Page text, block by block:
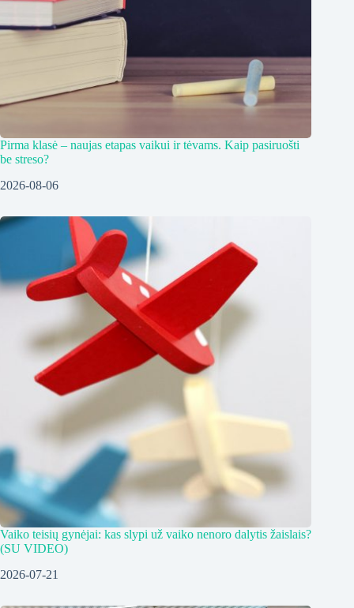
Pirma klasė – naujas etapas vaikui ir tėvams. Kaip pasiruošti
be streso?
2026-08-06
Vaiko teisių gynėjai: kas slypi už vaiko nenoro dalytis žaislais?
(SU VIDEO)
2026-07-21